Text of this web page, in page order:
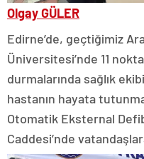
Olgay GÜLER
Edirne’de, geçtiğimiz
Üniversitesi’nde 11
durmalarında sağlık
hastanın hayata
Otomatik Eksternal
Caddesi’nde